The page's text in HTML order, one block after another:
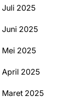
Juli 2025
Juni 2025
Mei 2025
April 2025
Maret 2025